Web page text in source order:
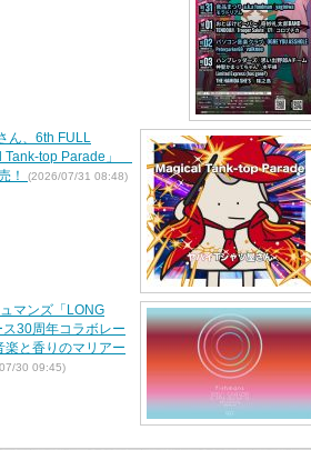
ん、6th FULL
Tank-top Parade」
！
(2026/07/31 08:48)
マンズ「LONG
30周年コラボレー
楽と香りのマリアー
30 09:45)